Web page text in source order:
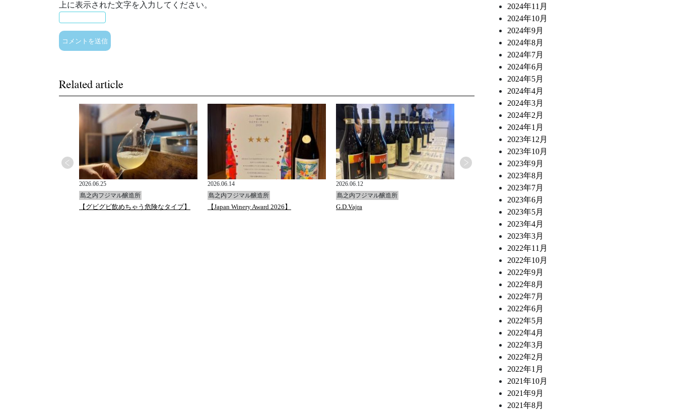
上に表示された文字を入力してください。
2026.06.25
島之内フジマル醸造所
【グビグビ飲めちゃう危険なタイプ】
2026.06.14
島之内フジマル醸造所
【Japan Winery Award 2026】
2026.06.12
島之内フジマル醸造所
G.D.Vajra
島之内フジマル醸造所
『炙りカマスのカルパッチョ 焼き茄子
ペーストと新生姜のアグロドルチェ』
2024年11月
2024年10月
2024年9月
2024年8月
2024年7月
2024年6月
2024年5月
2024年4月
2024年3月
2024年2月
2024年1月
2023年12月
2023年10月
2023年9月
2023年8月
2023年7月
2023年6月
2023年5月
2023年4月
2023年3月
2022年11月
2022年10月
2022年9月
2022年8月
2022年7月
2022年6月
2022年5月
2022年4月
2022年3月
2022年2月
2022年1月
2021年10月
2021年9月
2021年8月